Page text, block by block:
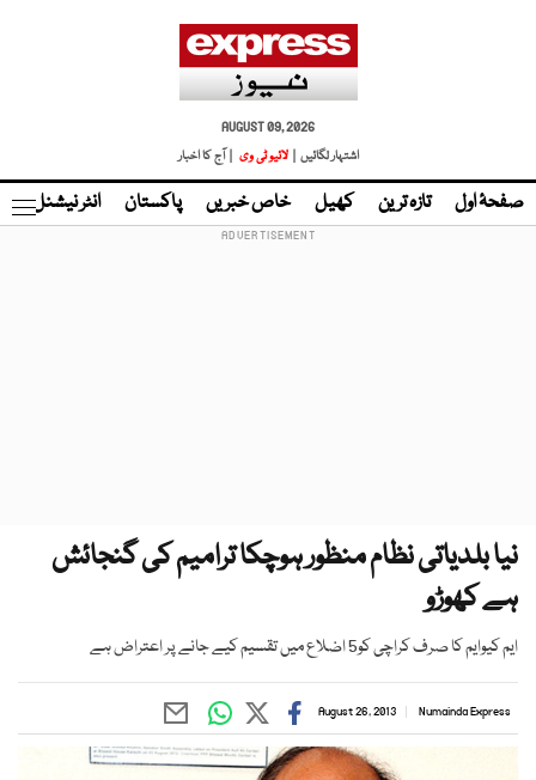
AUGUST 09, 2026
اشتہار لگائیں |
لائیو ٹی وی | آج کا اخبار
صفحۂ اول تازہ ترین کھیل خاص خبریں پاکستان انٹر نیشنل
نیا بلدیاتی نظام منظور ہوچکا ترامیم کی گنجائش
ہے کھوڑو
ایم کیوایم کا صرف کراچی کو5 اضلاع میں تقسیم کیے جانے پر اعتراض ہے
Numainda Express
August 26, 2013